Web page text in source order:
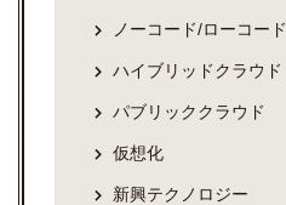
ノーコード/ローコード
ハイブリッドクラウド
パブリッククラウド
仮想化
新興テクノロジー